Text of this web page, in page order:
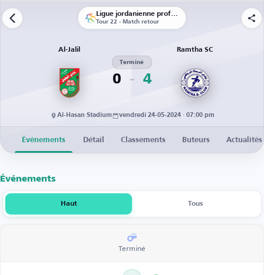
Ligue jordanienne professionnelle
Tour 22 - Match retour
Al-Jalil
0
Terminé
4
Ramtha SC
Al-Hasan Stadium vendredi 24-05-2024 · 07:00 pm
Événements Détail Classements Buteurs Actualités
Événements
Haut Tous
Terminé